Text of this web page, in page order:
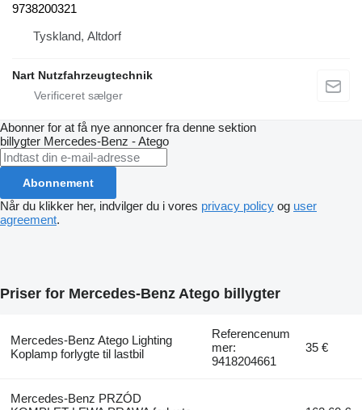
9738200321
Tyskland, Altdorf
Nart Nutzfahrzeugtechnik
Abonner for at få nye annoncer fra denne sektion
billygter Mercedes-Benz - Atego
Abonnement
Når du klikker her, indvilger du i vores privacy policy og user
agreement.
Priser for Mercedes-Benz Atego billygter
Mercedes-Benz Atego Lighting
Koplamp forlygte til lastbil
Referencenum
mer:
9418204661
35 €
Mercedes-Benz PRZÓD